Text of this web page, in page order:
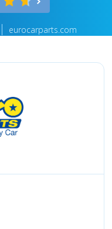
eurocarparts.com